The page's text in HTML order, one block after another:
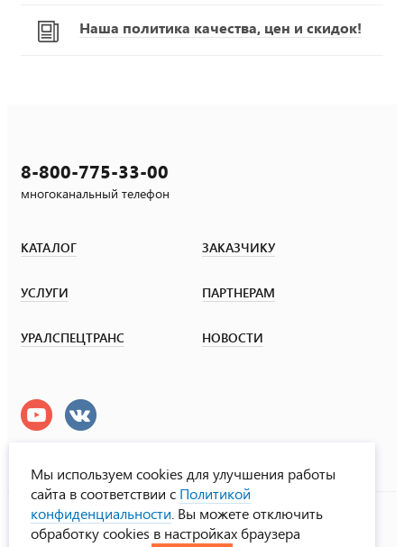
Наша политика качества, цен и скидок!
8-800-775-33-00
многоканальный телефон
КАТАЛОГ ЗАКАЗЧИКУ
УСЛУГИ ПАРТНЕРАМ
УРАЛСПЕЦТРАНС НОВОСТИ
УралСпецТранс
© ООО «Урал СТ», 2000-2026
Мы используем cookies для улучшения работы
сайта в соответствии с Политикой
конфиденциальности . Вы можете отключить
обработку cookies в настройках браузера